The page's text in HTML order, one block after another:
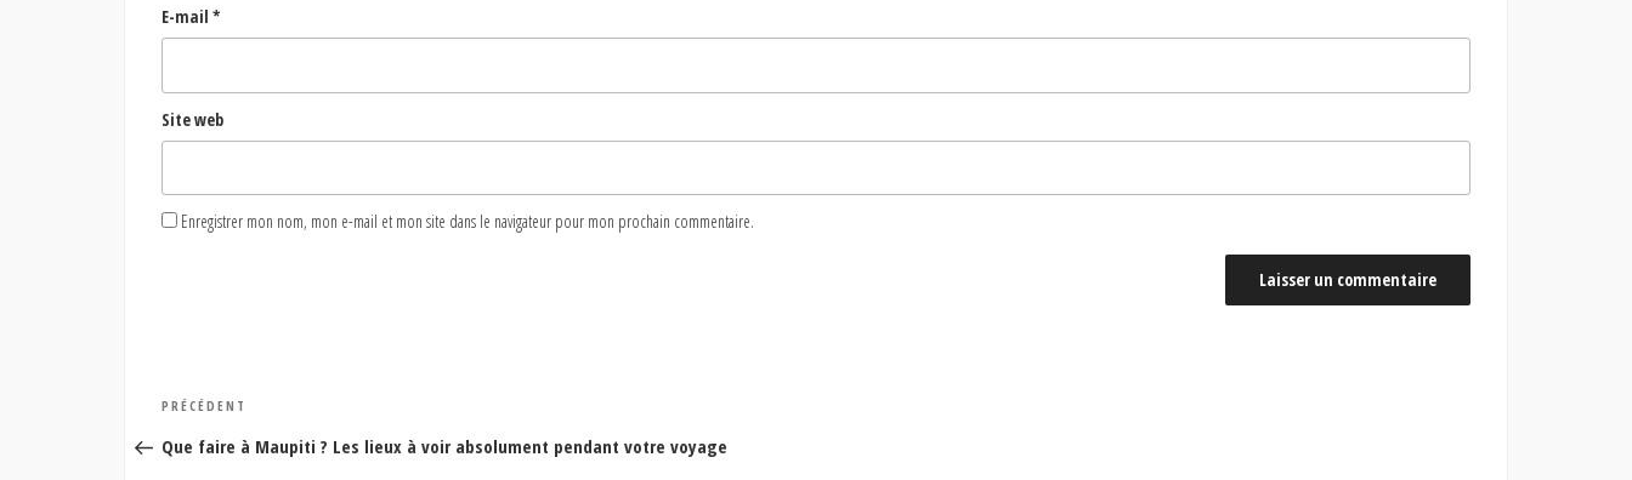
E-mail *
Site web
Enregistrer mon nom, mon e-mail et mon site dans le navigateur pour mon prochain commentaire.
Navigation
de
Article
précédent
PRÉCÉDENT
Que faire à Maupiti ? Les lieux à voir absolument pendant votre voyage